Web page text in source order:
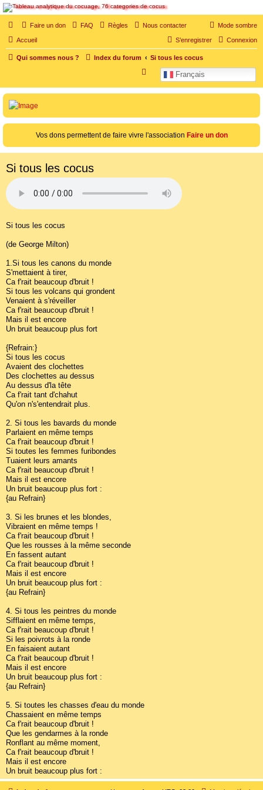
SOS cocu
SOS cocu est une association loi 1901 dont l'objet est le soutien aux victimes d'adultère.
Pouvoir parler, se confier, recevoir un soutien moral pour traverser une situation
Mode sombre
Faire un don FAQ Règles Nous contacter
Accueil Connexion
S’enregistrer
Qui sommes nous ? Index du forum Si tous les cocus
Français
Vos dons permettent de faire vivre l'association Faire un don
Si tous les cocus
Si tous les cocus
(de George Milton)
1.Si tous les canons du monde
S'mettaient à tirer,
Ca f'rait beaucoup d'bruit !
Si tous les volcans qui grondent
Venaient à s'réveiller
Ca f'rait beaucoup d'bruit !
Mais il est encore
Un bruit beaucoup plus fort
{Refrain:}
Si tous les cocus
Avaient des clochettes
Des clochettes au dessus
Au dessus d'la tête
Ca f'rait tant d'chahut
Qu'on n's'entendrait plus.
2. Si tous les bavards du monde
Parlaient en même temps
Ca f'rait beaucoup d'bruit !
Si toutes les femmes furibondes
Tuaient leurs amants
Ca f'rait beaucoup d'bruit !
Mais il est encore
Un bruit beaucoup plus fort :
{au Refrain}
3. Si les brunes et les blondes,
Vibraient en même temps !
Ca f'rait beaucoup d'bruit !
Que les rousses à la même seconde
En fassent autant
Ca f'rait beaucoup d'bruit !
Mais il est encore
Un bruit beaucoup plus fort :
{au Refrain}
4. Si tous les peintres du monde
Sifflaient en même temps,
Ca f'rait beaucoup d'bruit !
Si les poivrots à la ronde
En faisaient autant
Ca f'rait beaucoup d'bruit !
Mais il est encore
Un bruit beaucoup plus fort :
{au Refrain}
5. Si toutes les chasses d'eau du monde
Chassaient en même temps
Ca f'rait beaucoup d'bruit !
Que les gendarmes à la ronde
Ronflant au même moment,
Ca f'rait beaucoup d'bruit !
Mais il est encore
Un bruit beaucoup plus fort :